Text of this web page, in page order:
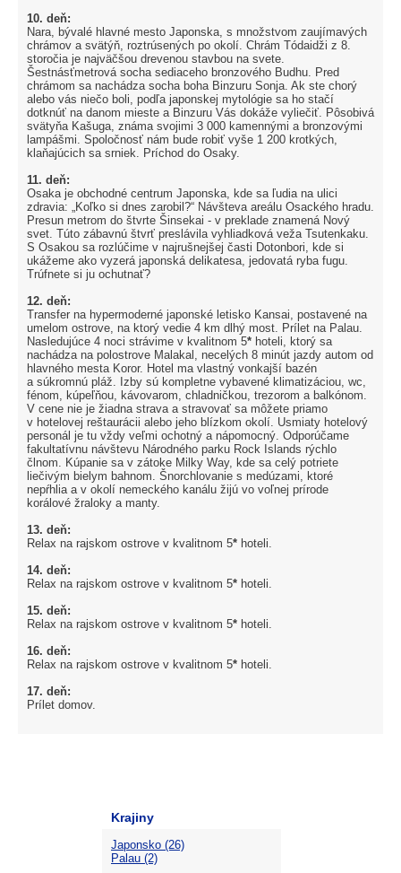
10. deň:
Nara, bývalé hlavné mesto Japonska, s množstvom zaujímavých
chrámov a svätýň, roztrúsených po okolí. Chrám Tódaidži z 8.
storočia je najväčšou drevenou stavbou na svete.
Šestnásťmetrová socha sediaceho bronzového Budhu. Pred
chrámom sa nachádza socha boha Binzuru Sonja. Ak ste chorý
alebo vás niečo boli, podľa japonskej mytológie sa ho stačí
dotknúť na danom mieste a Binzuru Vás dokáže vyliečiť. Pôsobivá
svätyňa Kašuga, známa svojimi 3 000 kamennými a bronzovými
lampášmi. Spoločnosť nám bude robiť vyše 1 200 krotkých,
klaňajúcich sa srniek. Príchod do Osaky.
11. deň:
Osaka je obchodné centrum Japonska, kde sa ľudia na ulici
zdravia: „Koľko si dnes zarobil?“ Návšteva areálu Osackého hradu.
Presun metrom do štvrte Šinsekai - v preklade znamená Nový
svet. Túto zábavnú štvrť preslávila vyhliadková veža Tsutenkaku.
S Osakou sa rozlúčime v najrušnejšej časti Dotonbori, kde si
ukážeme ako vyzerá japonská delikatesa, jedovatá ryba fugu.
Trúfnete si ju ochutnať?
12. deň:
Transfer na hypermoderné japonské letisko Kansai, postavené na
umelom ostrove, na ktorý vedie 4 km dlhý most. Prílet na Palau.
Nasledujúce 4 noci strávime v kvalitnom 5* hoteli, ktorý sa
nachádza na polostrove Malakal, necelých 8 minút jazdy autom od
hlavného mesta Koror. Hotel ma vlastný vonkajší bazén
a súkromnú pláž. Izby sú kompletne vybavené klimatizáciou, wc,
fénom, kúpeľňou, kávovarom, chladničkou, trezorom a balkónom.
V cene nie je žiadna strava a stravovať sa môžete priamo
v hotelovej reštaurácii alebo jeho blízkom okolí. Usmiaty hotelový
personál je tu vždy veľmi ochotný a nápomocný. Odporúčame
fakultatívnu návštevu Národného parku Rock Islands rýchlo
člnom. Kúpanie sa v zátoke Milky Way, kde sa celý potriete
liečivým bielym bahnom. Šnorchlovanie s medúzami, ktoré
nepŕhlia a v okolí nemeckého kanálu žijú vo voľnej prírode
korálové žraloky a manty.
13. deň:
Relax na rajskom ostrove v kvalitnom 5* hoteli.
14. deň:
Relax na rajskom ostrove v kvalitnom 5* hoteli.
15. deň:
Relax na rajskom ostrove v kvalitnom 5* hoteli.
16. deň:
Relax na rajskom ostrove v kvalitnom 5* hoteli.
17. deň:
Prílet domov.
Krajiny
Japonsko (26)
Palau (2)